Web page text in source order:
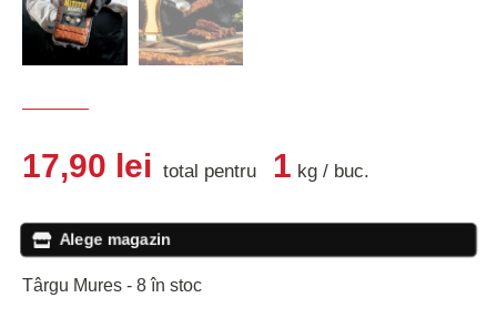
17,90 lei total pentru 1 kg / buc.
Alege magazin
Târgu Mures - 8 în stoc